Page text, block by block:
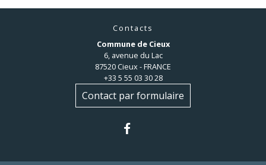
Contacts
Commune de Cieux
6, avenue du Lac
87520 Cieux - FRANCE
+33 5 55 03 30 28
Contact par formulaire